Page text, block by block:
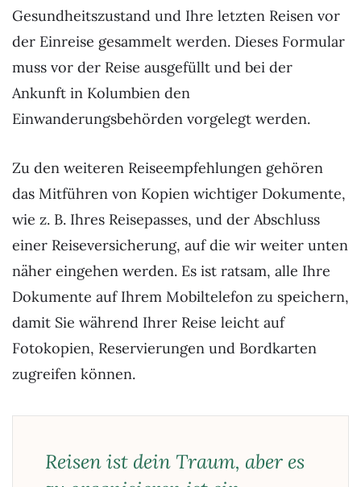
Gesundheitszustand und Ihre letzten Reisen vor
der Einreise gesammelt werden. Dieses Formular
muss vor der Reise ausgefüllt und bei der
Ankunft in Kolumbien den
Einwanderungsbehörden vorgelegt werden.
Zu den weiteren Reiseempfehlungen gehören
das Mitführen von Kopien wichtiger Dokumente,
wie z. B. Ihres Reisepasses, und der Abschluss
einer Reiseversicherung, auf die wir weiter unten
näher eingehen werden. Es ist ratsam, alle Ihre
Dokumente auf Ihrem Mobiltelefon zu speichern,
damit Sie während Ihrer Reise leicht auf
Fotokopien, Reservierungen und Bordkarten
zugreifen können.
Reisen ist dein Traum, aber es